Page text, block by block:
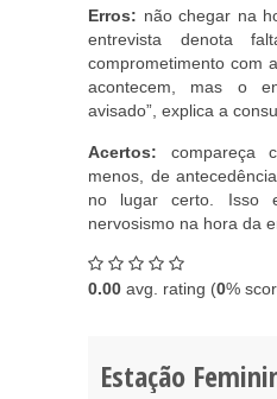
Erros: não chegar na
entrevista denota
comprometimento com
acontecem, mas o
avisado”, explica a
Acertos: compareça
menos, de
no lugar certo. Isso
nervosismo na hora da
0.00 avg. rating (0%
Estação